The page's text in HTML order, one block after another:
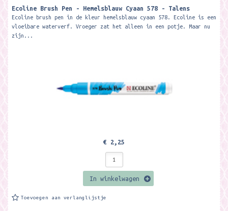
Ecoline Brush Pen - Hemelsblauw Cyaan 578 - Talens
Ecoline brush pen in de kleur hemelsblauw cyaan 578. Ecoline is een
vloeibare waterverf. Vroeger zat het alleen in een potje. Maar nu
zijn...
€ 2,25
In winkelwagen
Toevoegen aan verlanglijstje